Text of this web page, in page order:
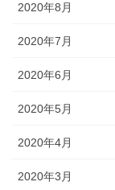
2020年8月
2020年7月
2020年6月
2020年5月
2020年4月
2020年3月